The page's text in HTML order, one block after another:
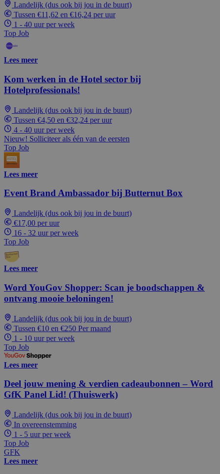
Landelijk (dus ook bij jou in de buurt)
Tussen €11,62 en €16,24 per uur
1 - 40 uur per week
Top Job
Lees meer
Kom werken in de Hotel sector bij
Hotelprofessionals!
Landelijk (dus ook bij jou in de buurt)
Tussen €4,50 en €32,24 per uur
4 - 40 uur per week
Nieuw! Solliciteer als één van de eersten
Top Job
Lees meer
Event Brand Ambassador bij Butternut Box
Landelijk (dus ook bij jou in de buurt)
€17,00 per uur
16 - 32 uur per week
Top Job
Lees meer
Word YouGov Shopper: Scan je boodschappen &
ontvang mooie beloningen!
Landelijk (dus ook bij jou in de buurt)
Tussen €10 en €250 Per maand
1 - 10 uur per week
Top Job
Lees meer
Deel jouw mening & verdien cadeaubonnen – Word
GfK Panel Lid! (Thuiswerk)
Landelijk (dus ook bij jou in de buurt)
In overeenstemming
1 - 5 uur per week
Top Job
GFK
Lees meer